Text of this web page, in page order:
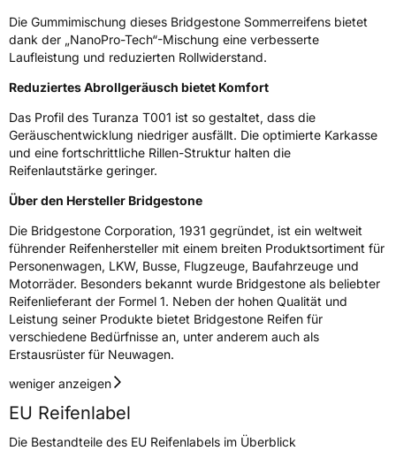
Die Gummimischung dieses Bridgestone Sommerreifens bietet
dank der „NanoPro-Tech“-Mischung eine verbesserte
Laufleistung und reduzierten Rollwiderstand.
Reduziertes Abrollgeräusch bietet Komfort
Das Profil des Turanza T001 ist so gestaltet, dass die
Geräuschentwicklung niedriger ausfällt. Die optimierte Karkasse
und eine fortschrittliche Rillen-Struktur halten die
Reifenlautstärke geringer.
Über den Hersteller Bridgestone
Die Bridgestone Corporation, 1931 gegründet, ist ein weltweit
führender Reifenhersteller mit einem breiten Produktsortiment für
Personenwagen, LKW, Busse, Flugzeuge, Baufahrzeuge und
Motorräder. Besonders bekannt wurde Bridgestone als beliebter
Reifenlieferant der Formel 1. Neben der hohen Qualität und
Leistung seiner Produkte bietet Bridgestone Reifen für
verschiedene Bedürfnisse an, unter anderem auch als
Erstausrüster für Neuwagen.
weniger anzeigen
EU Reifenlabel
Die Bestandteile des EU Reifenlabels im Überblick